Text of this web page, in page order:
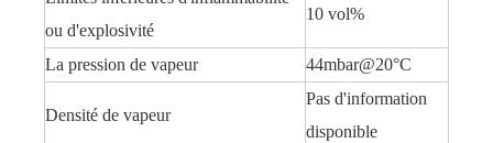
ou d'explosivité
10 vol%
La pression de vapeur 44mbar@20°C
Densité de vapeur
Pas d'information
disponible